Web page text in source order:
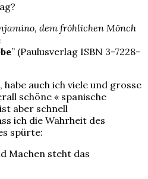
dem fröhlichen Mönch
” (Paulusverlag ISBN 3-7228-
auch ich viele und grosse
schöne « spanische
aber schnell
ich die Wahrheit des
spürte:
Machen steht das